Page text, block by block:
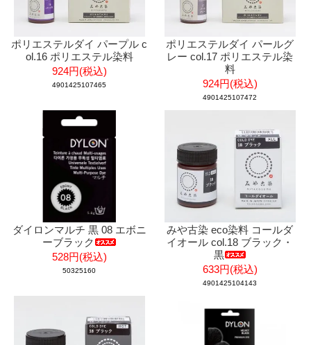
ポリエステルダイ パープル c
ol.16 ポリエステル染料
924円(税込)
4901425107465
ポリエステルダイ パールグ
レー col.17 ポリエステル染
料
924円(税込)
4901425107472
ダイロンマルチ 黒 08 エボニ
ーブラック
528円(税込)
50325160
みや古染 eco染料 コールダ
イオール col.18 ブラック・
黒
633円(税込)
4901425104143